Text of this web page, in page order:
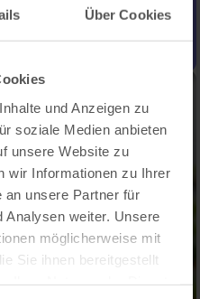
Über Cookies
und Anzeigen zu
soziale Medien anbieten
unsere Website zu
wir Informationen zu Ihrer
an unsere Partner für
Analysen weiter. Unsere
möglicherweise mit
Sie ihnen bereitgestellt